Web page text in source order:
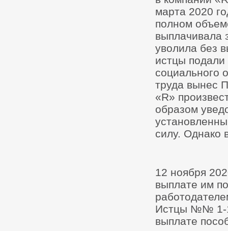
марта 2020
полном
выплачивала
уволила без
истцы
социального
труда вынес
«R»
образом
силу. Однако
12 ноября
выплате им
Истцы №№ 1-
выплате